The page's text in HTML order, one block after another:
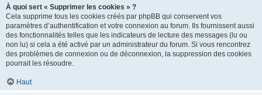
À quoi sert « Supprimer les cookies » ?
Cela supprime tous les cookies créés par phpBB qui conservent vos
paramètres d’authentification et votre connexion au forum. Ils fournissent aussi
des fonctionnalités telles que les indicateurs de lecture des messages (lu ou
non lu) si cela a été activé par un administrateur du forum. Si vous rencontrez
des problèmes de connexion ou de déconnexion, la suppression des cookies
pourrait les résoudre.
Haut